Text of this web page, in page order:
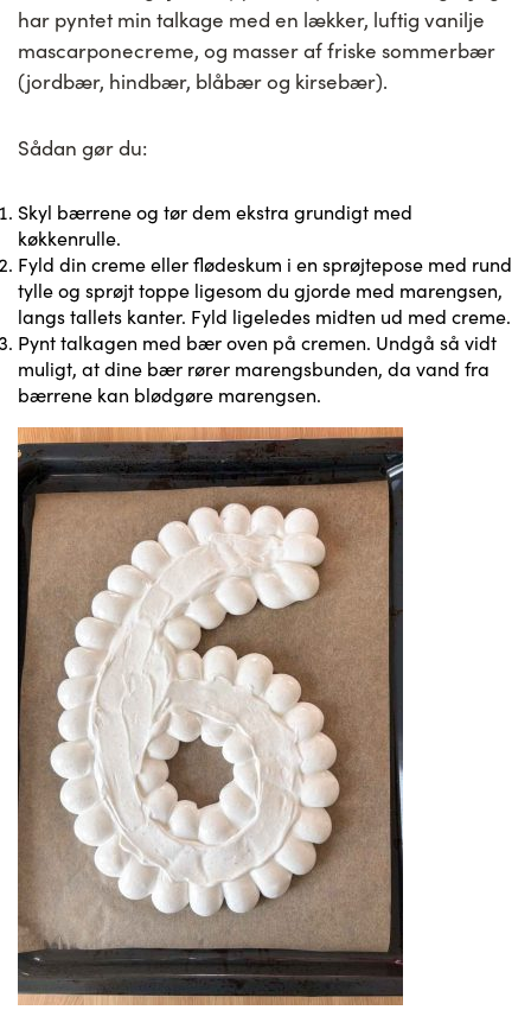
har pyntet min talkage med en lækker, luftig vanilje
mascarponecreme, og masser af friske sommerbær
(jordbær, hindbær, blåbær og kirsebær).
Sådan gør du:
Skyl bærrene og tør dem ekstra grundigt med
køkkenrulle.
Fyld din creme eller flødeskum i en sprøjtepose med rund
tylle og sprøjt toppe ligesom du gjorde med marengsen,
langs tallets kanter. Fyld ligeledes midten ud med creme.
Pynt talkagen med bær oven på cremen. Undgå så vidt
muligt, at dine bær rører marengsbunden, da vand fra
bærrene kan blødgøre marengsen.